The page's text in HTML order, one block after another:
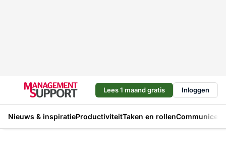
Lees 1 maand gratis Inloggen
Nieuws & inspiratieProductiviteitTaken en rollen